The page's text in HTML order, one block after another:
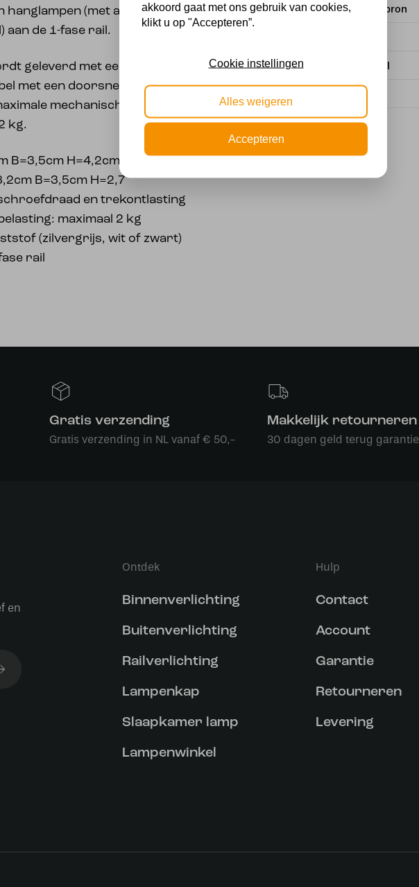
hanglampen (met alleen een
aan de 1-fase rail.
geleverd met een trekontlasting
met een doorsnede van maximaal 6
mechanische belasting van de
kg.
B=3,5cm H=4,2cm
B=3,5cm H=2,7
en trekontlasting
maximaal 2 kg
(zilvergrijs, wit of zwart)
rail
Met lichtbron
Materiaal
Voltage
Gratis verzending
Gratis verzending in NL vanaf € 50,-
Makkelijk retourneren
30 dagen geld terug garantie
en
Ontdek
Binnenverlichting
Buitenverlichting
Railverlichting
Lampenkap
Slaapkamer lamp
Lampenwinkel
Hulp
Contact
Account
Garantie
Retourneren
Levering
akkoord gaat met ons gebruik van cookies,
klikt u op "Accepteren”.
Cookie instellingen
Alles weigeren
Accepteren